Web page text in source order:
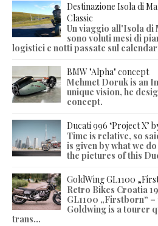
Destinazione Isola di
Classic
Un viaggio all'Isola di
sono voluti mesi di
logistici e notti passate sul
BMW "Alpha" concept
Mehmet Doruk is an
unique vision, he
concept.
Ducati 996 ‘Project X’
Time is relative, so
is given by what we
the pictures of this
GoldWing GL1100
Retro Bikes Croatia
GL1100 „Firstborn“
Goldwing is a tourer
trans...